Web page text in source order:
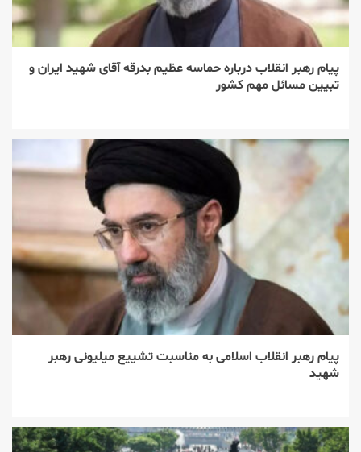
پیام رهبر انقلاب درباره حماسه عظیم بدرقه آقای شهید ایران و
تبیین مسائل مهم کشور
پیام رهبر انقلاب اسلامی به مناسبت تشییع میلیونی رهبر
شهید